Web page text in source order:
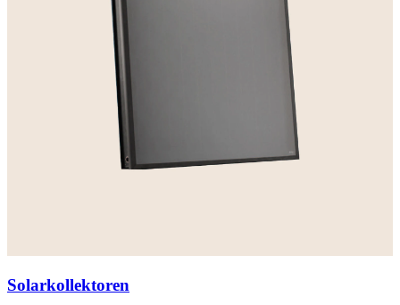
Solarkollektoren